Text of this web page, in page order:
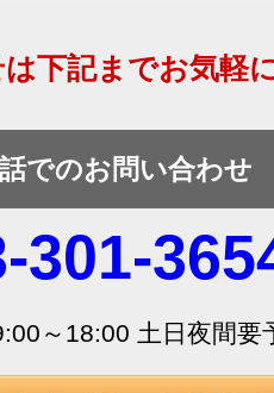
下記までお気軽
でのお問い合わせ
301-
～18:00 土日夜間要